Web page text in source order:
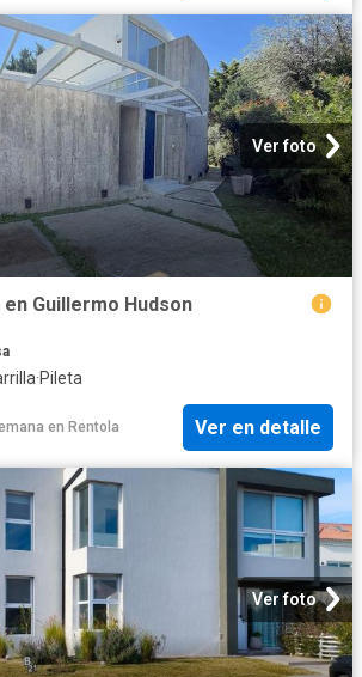
Ver foto
Guillermo Hudson
·Pileta
en Rentola Ver en detalle
Ver foto